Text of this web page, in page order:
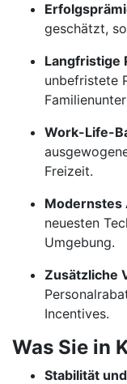
geschätzt,
Langfristige
unbefristete
Work-Life-
Freizeit.
Modernstes
neuesten
Umgebung.
Zusätzliche
Incentives.
Was Sie in
Stabilität